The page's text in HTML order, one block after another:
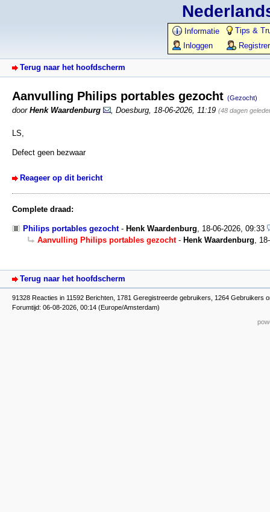
Informatie
Tips &
Inloggen
Terug naar het hoofdscherm
Aanvulling Philips portables gezocht (Gezocht)
door Henk Waardenburg Doesburg 18-06-2026, 11:19 (48 dagen
LS,
Defect geen bezwaar
Reageer op dit bericht
Complete draad:
Philips portables gezocht- Henk Waardenburg, 18-06-2026, 09:33
Aanvulling Philips portables gezocht- Henk Waardenburg,
Terug naar het hoofdscherm
91328 Reacties in 11592 Berichten, 1781 Geregistreerde gebruikers, 1264 Gebruikers
Forumtijd: 06-08-2026, 00:14 (Europe/Amsterdam)